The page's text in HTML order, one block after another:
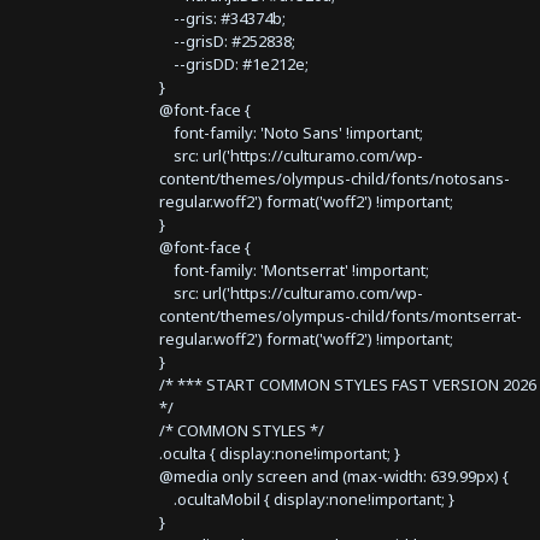
--gris: #34374b;
--grisD: #252838;
--grisDD: #1e212e;
}
@font-face {
font-family: 'Noto Sans' !important;
src: url('https://culturamo.com/wp-
content/themes/olympus-child/fonts/notosans-
regular.woff2') format('woff2') !important;
}
@font-face {
font-family: 'Montserrat' !important;
src: url('https://culturamo.com/wp-
content/themes/olympus-child/fonts/montserrat-
regular.woff2') format('woff2') !important;
}
/* *** START COMMON STYLES FAST VERSION
*/
/* COMMON STYLES */
.oculta { display:none!important; }
@media only screen and (max-width: 639.99px) {
.ocultaMobil { display:none!important; }
}